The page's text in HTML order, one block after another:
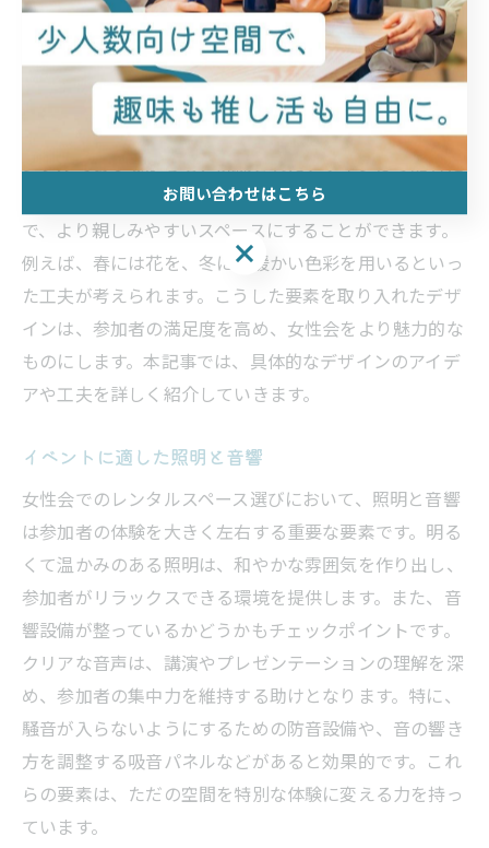
たインテリアや、落ち着いた色調の空間は、リラックス
した雰囲気を演出します。女性が集まるイベントでは、
清潔感と共に、心地よい香りや柔らかい照明も大切で
す。また、装飾品や家具の配置にも工夫が必要です。シ
ンプルでありながらも、洗練されたデザインは参加者に
好印象を与えます。さらに、季節感を取り入れること
で、より親しみやすいスペースにすることができます。
例えば、春には花を、冬には暖かい色彩を用いるといっ
た工夫が考えられます。こうした要素を取り入れたデザ
インは、参加者の満足度を高め、女性会をより魅力的な
ものにします。本記事では、具体的なデザインのアイデ
アや工夫を詳しく紹介していきます。
イベントに適した照明と音響
女性会でのレンタルスペース選びにおいて、照明と音響
は参加者の体験を大きく左右する重要な要素です。明る
くて温かみのある照明は、和やかな雰囲気を作り出し、
参加者がリラックスできる環境を提供します。また、音
響設備が整っているかどうかもチェックポイントです。
クリアな音声は、講演やプレゼンテーションの理解を深
め、参加者の集中力を維持する助けとなります。特に、
騒音が入らないようにするための防音設備や、音の響き
方を調整する吸音パネルなどがあると効果的です。これ
らの要素は、ただの空間を特別な体験に変える力を持っ
ています。
お問い合わせはこちら
お問い合わせはこちら